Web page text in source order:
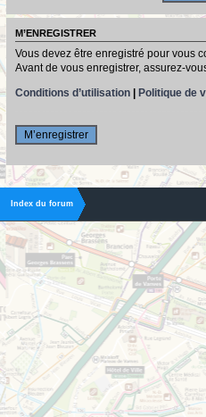
M’ENREGISTRER
Vous devez être enregistré pour vous
Avant de vous enregistrer, assurez-
Conditions d’utilisation
Politique de
M’enregistrer
Index du forum